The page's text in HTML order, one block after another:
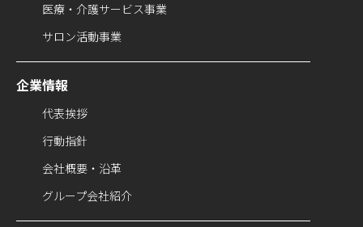
医療・介護サービス事業
サロン活動事業
企業情報
代表挨拶
行動指針
会社概要・沿革
グループ会社紹介